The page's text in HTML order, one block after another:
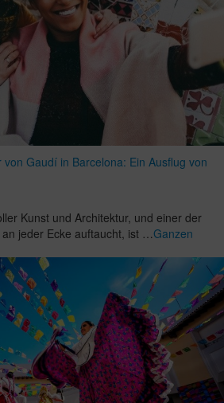
Gaudí in Barcelona: Ein Ausflug von
Kunst und Architektur, und einer der
jeder Ecke auftaucht, ist …Ganzen